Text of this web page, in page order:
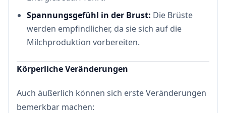
Spannungsgefühl in der Brust: Die Brüste
werden empfindlicher, da sie sich auf die
Milchproduktion vorbereiten.
Körperliche Veränderungen
Auch äußerlich können sich erste Veränderungen
bemerkbar machen: